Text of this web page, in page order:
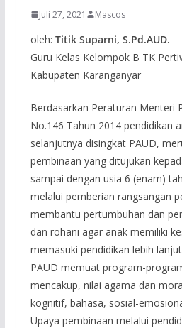
Juli 27, 2021 Mascos
oleh: Titik Suparni, S.Pd.AUD.
Guru Kelas Kelompok B TK
Kabupaten Karanganyar
Berdasarkan Peraturan Menteri
No.146 Tahun 2014 pendidikan
selanjutnya disingkat PAUD,
pembinaan yang ditujukan
sampai dengan usia 6 (enam)
melalui pemberian rangsangan
membantu pertumbuhan dan
dan rohani agar anak memiliki
memasuki pendidikan lebih
PAUD memuat program-
mencakup, nilai agama dan
kognitif, bahasa, sosial-
Upaya pembinaan melalui